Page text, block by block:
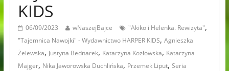
KIDS
06/09/2023 wNaszejBajce "Akiko i Helenka. Rewizyta",
"Tajemnica Nawojki" - Wydawnictwo HARPER KIDS, Agnieszka
Żelewska, Justyna Bednarek, Katarzyna Kozłowska, Katarzyna
Majger, Nika Jaworowska Duchlińska, Przemek Liput, Seria